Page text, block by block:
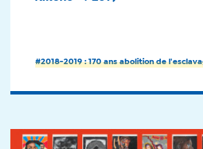
#2018-2019 : 170 ans abolition de